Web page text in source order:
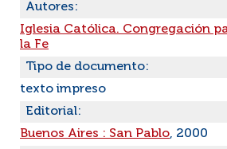
Autores:
Iglesia Católica. Congregación
la Fe
Tipo de documento:
texto impreso
Editorial:
Buenos Aires : San Pablo, 2000